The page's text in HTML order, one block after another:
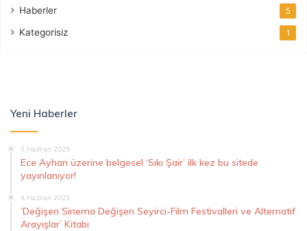
Haberler 5
Kategorisiz 1
Yeni Haberler
5 Haziran 2025
Ece Ayhan üzerine belgesel ‘Sıkı Şair’ ilk kez bu sitede
yayınlanıyor!
4 Haziran 2025
‘Değişen Sinema Değişen Seyirci-Film Festivalleri ve Alternatif
Arayışlar’ Kitabı